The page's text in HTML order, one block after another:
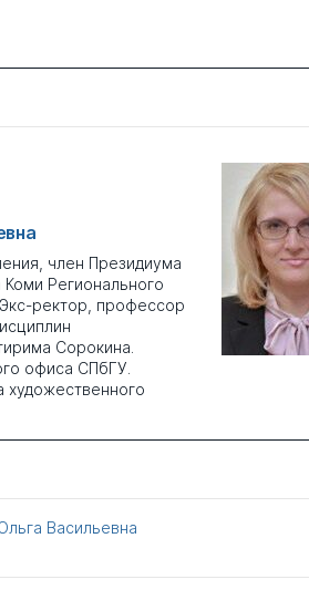
член Президиума
Коми Регионального
ректор, профессор
Сорокина.
офиса СПбГУ.
художественного
Васильевна